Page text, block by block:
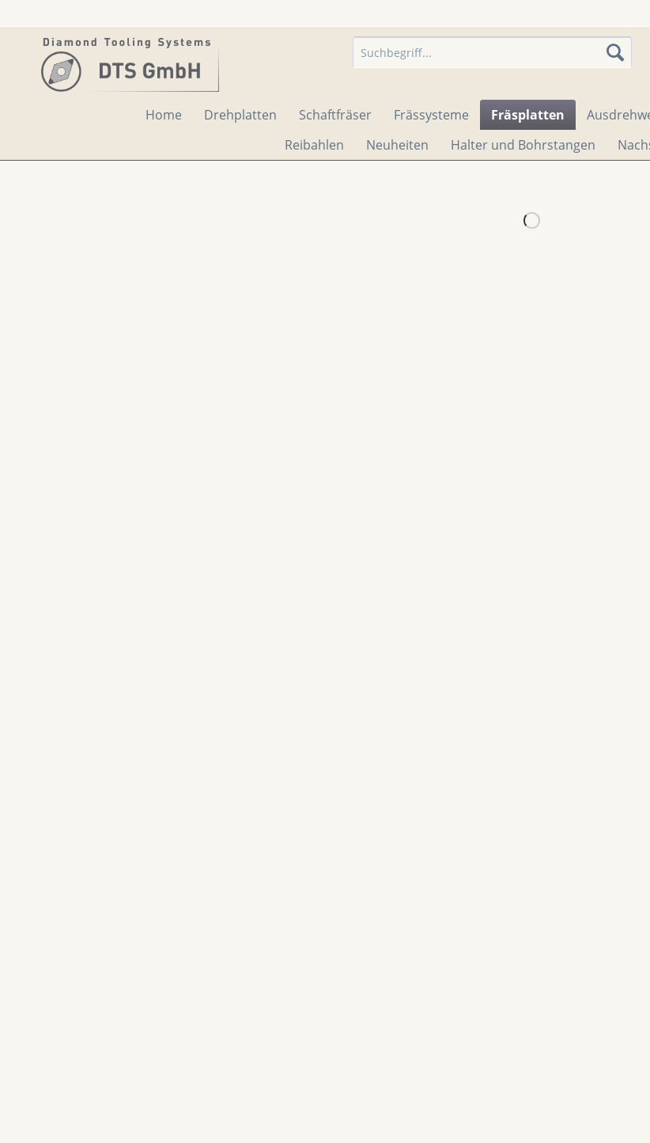
Home Drehplatten Schaftfräser Frässysteme Fräsplatten
Reibahlen
Neuheiten Halter und Bohrstangen